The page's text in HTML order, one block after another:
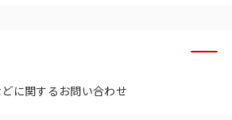
に関するお問い合わせ